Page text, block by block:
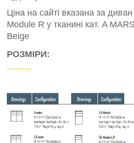
Ціна на сайті вказана за
Module R у тканині кат. A
Beige
РОЗМІРИ: